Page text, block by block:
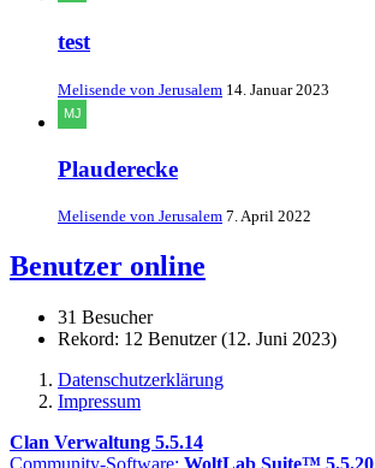
test
Melisende von Jerusalem 14. Januar 2023
Plauderecke
Melisende von Jerusalem 7. April 2022
Benutzer online
31 Besucher
Rekord: 12 Benutzer (12. Juni 2023)
Datenschutzerklärung
Impressum
Clan Verwaltung 5.5.14